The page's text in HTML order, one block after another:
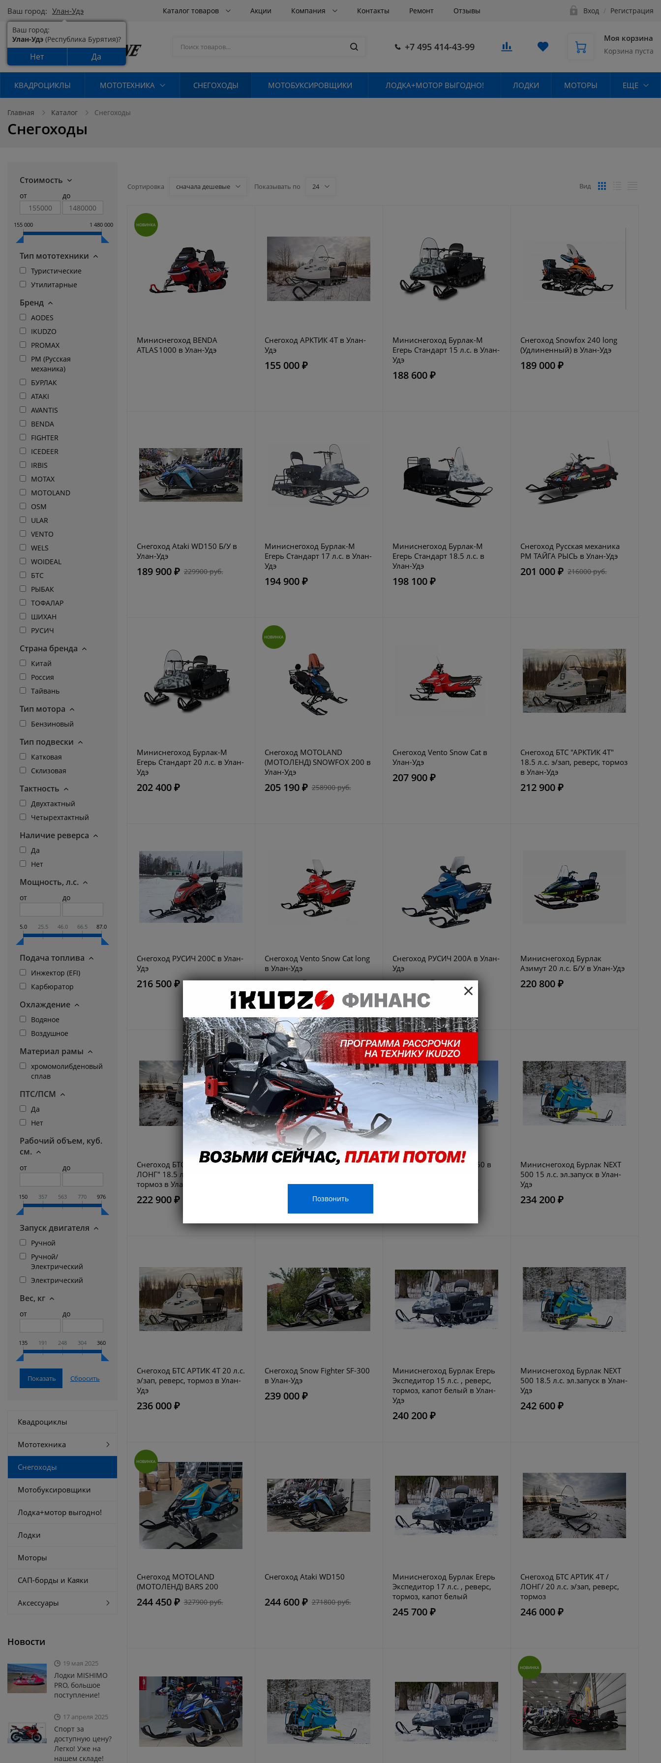
Ваш город: Улан-Удэ
Ваш город:
Улан-Удэ (Республика Бурятия)?
Нет Да
Каталог товаров Акции Компания Контакты Ремонт Отзывы Вход / Регистрация
+7 495 414-43-99
Моя корзина
Корзина пуста
КВАДРОЦИКЛЫ МОТОТЕХНИКА СНЕГОХОДЫ МОТОБУКСИРОВЩИКИ ЛОДКА+МОТОР ВЫГОДНО! ЛОДКИ МОТОРЫ ЕЩЕ
Главная Каталог Снегоходы
Снегоходы
Стоимость
от до
155 000 1 480 000
Тип мототехники
Туристические
Утилитарные
Бренд
AODES
IKUDZO
PROMAX
РМ (Русская
механика)
БУРЛАК
ATAKI
AVANTIS
BENDA
FIGHTER
ICEDEER
IRBIS
MOTAX
MOTOLAND
OSM
ULAR
VENTO
WELS
WOIDEAL
БТС
РЫБАК
ТОФАЛАР
ШИХАН
РУСИЧ
Страна бренда
Китай
Россия
Тайвань
Тип мотора
Бензиновый
Тип подвески
Катковая
Склизовая
Тактность
Двухтактный
Четырехтактный
Наличие реверса
Да
Нет
Мощность, л.с.
от до
5.0 25.5 46.0 66.5 87.0
Подача топлива
Инжектор (EFI)
Карбюратор
Охлаждение
Водяное
Воздушное
Материал рамы
хромомолибденовый
сплав
ПТС/ПСМ
Да
Нет
Рабочий объем, куб.
см.
от до
150 357 563 770 976
Запуск двигателя
Ручной
Ручной/
Электрический
Электрический
Вес, кг
от до
135 191 248 304 360
Квадроциклы
Мототехника
Снегоходы
Мотобуксировщики
Лодка+мотор выгодно!
Лодки
Моторы
САП-борды и Каяки
Аксессуары
Новости
19 мая 2025
Лодки MISHIMO
PRO, большое
поступление!
17 апреля 2025
Спорт за
доступную цену?
Легко! Уже на
нашем складе!
Сортировка сначала дешевые Показывать по 24 Вид
НОВИНКА
Миниснегоход BENDA
ATLAS 1000 в Улан-Удэ
Снегоход АРКТИК 4Т в Улан-
Удэ
155 000 ₽
Миниснегоход Бурлак-М
Егерь Стандарт 15 л.с. в Улан-
Удэ
188 600 ₽
Снегоход Snowfox 240 long
(Удлиненный) в Улан-Удэ
189 000 ₽
Снегоход Ataki WD150 Б/У в
Улан-Удэ
189 900 ₽ 229900 руб.
Миниснегоход Бурлак-М
Егерь Стандарт 17 л.с. в Улан-
Удэ
194 900 ₽
Миниснегоход Бурлак-М
Егерь Стандарт 18.5 л.с. в
Улан-Удэ
198 100 ₽
Снегоход Русская механика
РМ ТАЙГА РЫСЬ в Улан-Удэ
201 000 ₽ 216000 руб.
Миниснегоход Бурлак-М
Егерь Стандарт 20 л.с. в Улан-
Удэ
202 400 ₽
НОВИНКА
Снегоход MOTOLAND
(МОТОЛЕНД) SNOWFOX 200 в
Улан-Удэ
205 190 ₽ 258900 руб.
Снегоход Vento Snow Cat в
Улан-Удэ
207 900 ₽
Снегоход БТС "АРКТИК 4Т"
18.5 л.с. э/зап, реверс, тормоз
в Улан-Удэ
212 900 ₽
Снегоход РУСИЧ 200C в Улан-
Удэ
216 500 ₽ 256500 руб.
Снегоход Vento Snow Cat long
в Улан-Удэ
218 900 ₽
Снегоход РУСИЧ 200A в Улан-
Удэ
219 900 ₽ 253900 руб.
Миниснегоход Бурлак
Азимут 20 л.с. Б/У в Улан-Удэ
220 800 ₽
Снегоход БТС "АРКТИК 4Т /
ЛОНГ" 18.5 л.с. э/зап, реверс,
тормоз в Улан-Удэ
222 900 ₽
Снегоход Motax Snow 200 в
Снегоход Woideal WD 150 в
269900 руб.
Миниснегоход Бурлак NEXT
500 15 л.с. эл.запуск в Улан-
Удэ
234 200 ₽
Снегоход БТС АРТИК 4Т 20 л.с.
э/зап, реверс, тормоз в Улан-
Удэ
236 000 ₽
Снегоход Snow Fighter SF-300
в Улан-Удэ
239 000 ₽
Миниснегоход Бурлак Егерь
Экспедитор 15 л.с. , реверс,
тормоз, капот белый в Улан-
Удэ
240 200 ₽
Миниснегоход Бурлак NEXT
500 18.5 л.с. эл.запуск в Улан-
Удэ
242 600 ₽
НОВИНКА
Снегоход MOTOLAND
(МОТОЛЕНД) BARS 200
244 450 ₽ 327900 руб.
Снегоход Ataki WD150
244 600 ₽ 271800 руб.
Миниснегоход Бурлак Егерь
Экспедитор 17 л.с. , реверс,
тормоз, капот белый
245 700 ₽
Снегоход БТС АРТИК 4Т /
ЛОНГ/ 20 л.с. э/зап, реверс,
тормоз
246 000 ₽
НОВИНКА
×
Позвонить